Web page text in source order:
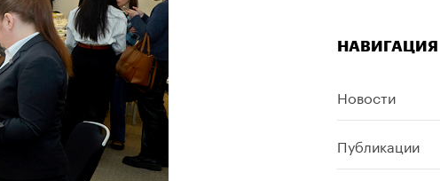
НАВИГАЦИЯ
Новости
Публикации